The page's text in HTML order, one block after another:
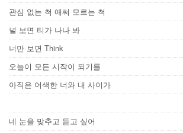
관심 없는 척 애써 모르는 척
널 보면 티가 나나 봐
너만 보면 Think
오늘이 모든 시작이 되기를
아직은 어색한 너와 내 사이가
네 눈을 맞추고 듣고 싶어